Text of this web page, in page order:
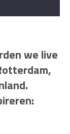
we live